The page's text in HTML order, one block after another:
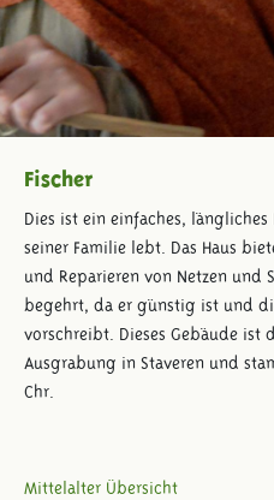
Fischer
Dies ist ein einfaches,
seiner Familie lebt. Das Haus
und Reparieren von Netzen und
begehrt, da er günstig ist und
vorschreibt. Dieses Gebäude ist
Ausgrabung in Staveren und
Chr.
Mittelalter Übersicht